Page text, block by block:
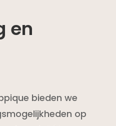
en
bieden we
op